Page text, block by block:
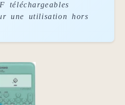
téléchargeables
une utilisation hors